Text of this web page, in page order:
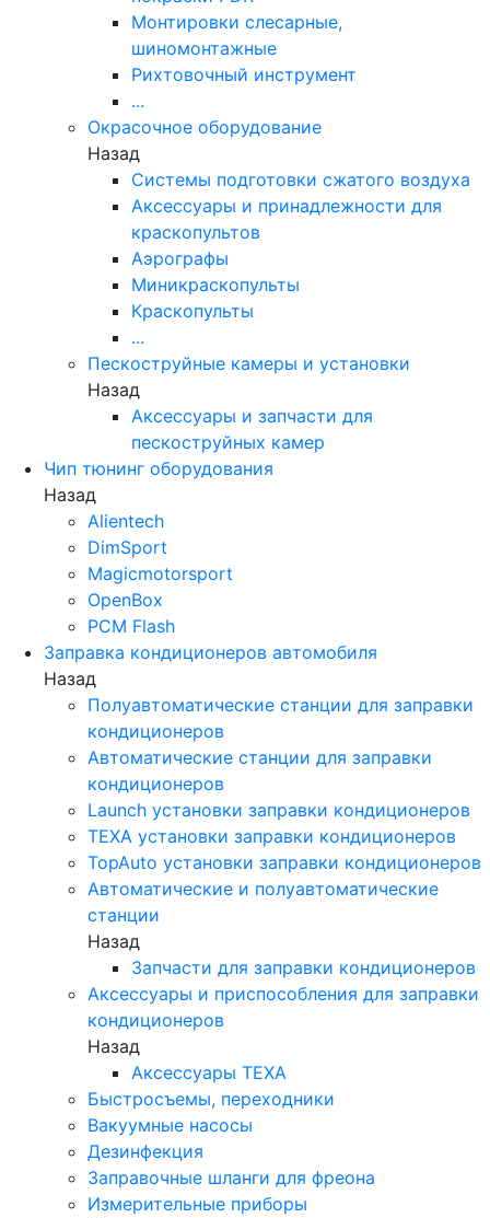
Монтировки слесарные,
шиномонтажные
Рихтовочный инструмент
...
Окрасочное оборудование
Назад
Системы подготовки сжатого воздуха
Аксессуары и принадлежности для
краскопультов
Аэрографы
Миникраскопульты
Краскопульты
...
Пескоструйные камеры и установки
Назад
Аксессуары и запчасти для
пескоструйных камер
Чип тюнинг оборудования
Назад
Alientech
DimSport
Magicmotorsport
OpenBox
PCM Flash
Заправка кондиционеров автомобиля
Назад
Полуавтоматические станции для заправки
кондиционеров
Автоматические станции для заправки
кондиционеров
Launch установки заправки кондиционеров
TEXA установки заправки кондиционеров
TopAuto установки заправки кондиционеров
Автоматические и полуавтоматические
станции
Назад
Запчасти для заправки кондиционеров
Аксессуары и приспособления для заправки
кондиционеров
Назад
Аксессуары TEXA
Быстросъемы, переходники
Вакуумные насосы
Дезинфекция
Заправочные шланги для фреона
Измерительные приборы